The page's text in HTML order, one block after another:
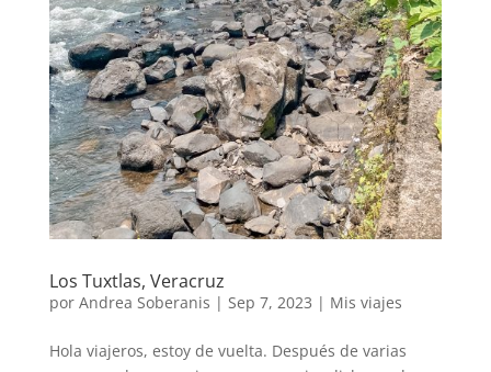
Los Tuxtlas, Veracruz
por Andrea Soberanis | Sep 7, 2023 | Mis viajes
Hola viajeros, estoy de vuelta. Después de varias